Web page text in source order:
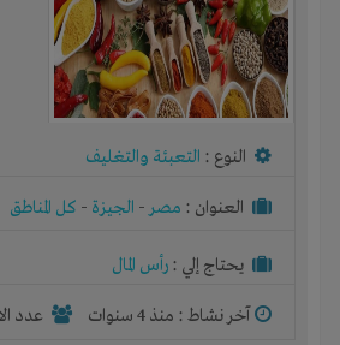
النوع : التعبئة والتغليف
العنوان : مصر- الجيزة - كل المناطق
يحتاج إلي : رأس المال
آخر نشاط : منذ 4 سنوات عدد